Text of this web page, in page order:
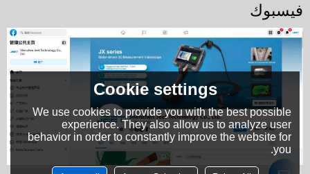
فيسبوك
Cookie settings
We use cookies to provide you with the best possible
experience. They also allow us to analyze user
behavior in order to constantly improve the website for
you.